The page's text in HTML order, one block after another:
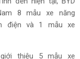
8 mẫu xe năng
điện và 1 mẫu xe
thiệu 5 mẫu xe